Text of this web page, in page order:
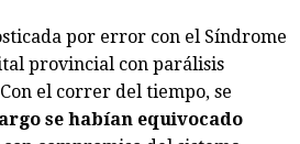
por error con el Síndrome
provincial con parálisis
el correr del tiempo, se
se habían equivocado